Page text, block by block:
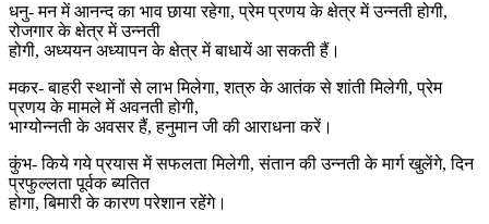
धनु- मन में आनन्द का भाव छाया रहेगा, प्रेम प्रणय के क्षेत्र में उन्नती होगी,
रोजगार के क्षेत्र में उन्नती
होगी, अध्ययन अध्यापन के क्षेत्र में बाधायें आ सकती हैं।
मकर- बाहरी स्थानों से लाभ मिलेगा, शत्रु के आतंक से शांती मिलेगी, प्रेम
प्रणय के मामले में अवनती होगी,
भाग्योन्नती के अवसर हैं, हनुमान जी की आराधना करें।
कुंभ- किये गये प्रयास में सफलता मिलेगी, संतान की उन्नती के मार्ग खुलेंगे, दिन
प्रफुल्लता पूर्वक ब्यतित
होगा, बिमारी के कारण परेशान रहेंगे।